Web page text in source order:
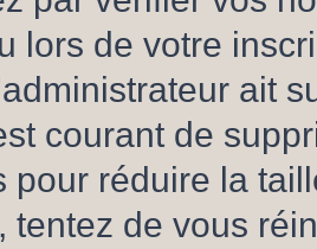
lors de votre
ait
courant de
pour réduire la
tentez de vous